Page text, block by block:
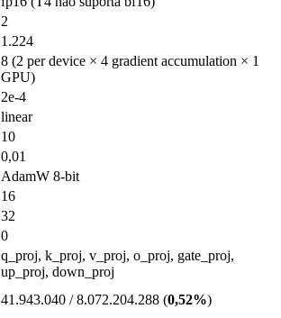
2
1.224
8 (2 per device × 4 gradient accumulation × 1
GPU)
2e-4
linear
10
0,01
AdamW 8-bit
16
32
0
q_proj, k_proj, v_proj, o_proj, gate_proj,
up_proj, down_proj
41.943.040 / 8.072.204.288 (0,52%)